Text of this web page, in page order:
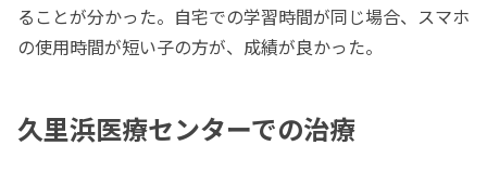
ることが分かった。自宅での学習時間が同じ場合、スマホ
の使用時間が短い子の方が、成績が良かった。
久里浜医療センターでの治療